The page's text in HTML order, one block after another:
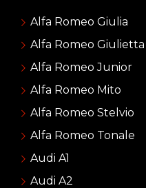
Alfa Romeo Giulia
Alfa Romeo Giulietta
Alfa Romeo Junior
Alfa Romeo Mito
Alfa Romeo Stelvio
Alfa Romeo Tonale
Audi A1
Audi A2